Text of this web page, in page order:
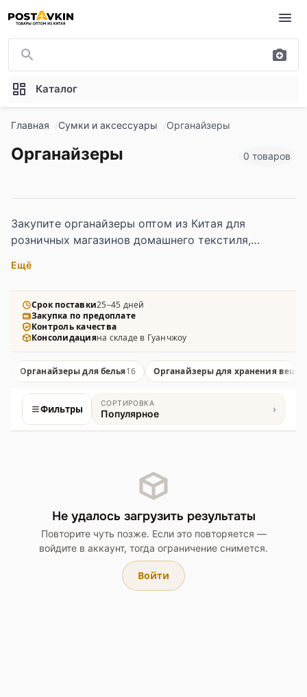
Перейти к основному содержимому
Каталог
Главная Сумки и аксессуары Органайзеры
Органайзеры 0 товаров
Закупите органайзеры оптом из Китая для
розничных магазинов домашнего текстиля,
решений, а также HoReCa-операторов. В
ассортименте органайзеры для белья, вещей,
косметики и обуви, а также ящики для хранения
одежды — из нетканого материала, полиэстера,
ПВХ и жёсткого картона, с различными
отделениями и способами крепления.
Ещё
Срок поставки25–45 дней
Закупка по предоплате
Контроль качества
Консолидацияна складе в Гуанчжоу
Органайзеры для белья16 Органайзеры для хранения
Фильтры СОРТИРОВКА
Популярное ›
Не удалось загрузить результаты
Повторите чуть позже. Если это повторяется —
войдите в аккаунт, тогда ограничение снимется.
Войти